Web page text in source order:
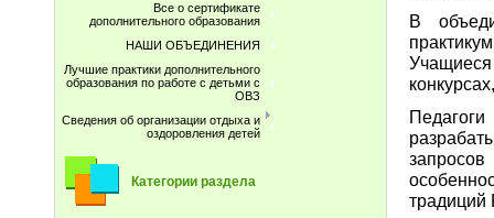
Все о сертификате
дополнительного образования
НАШИ ОБЪЕДИНЕНИЯ
Лучшие практики дополнительного
образования по работе с детьми с
ОВЗ
Сведения об организации отдыха и
оздоровления детей
Категории раздела
В
Учащиеся
традиций